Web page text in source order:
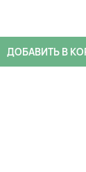
ДОБАВИТЬ В